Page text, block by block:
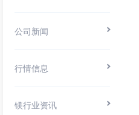
公司新闻
行情信息
镁行业资讯